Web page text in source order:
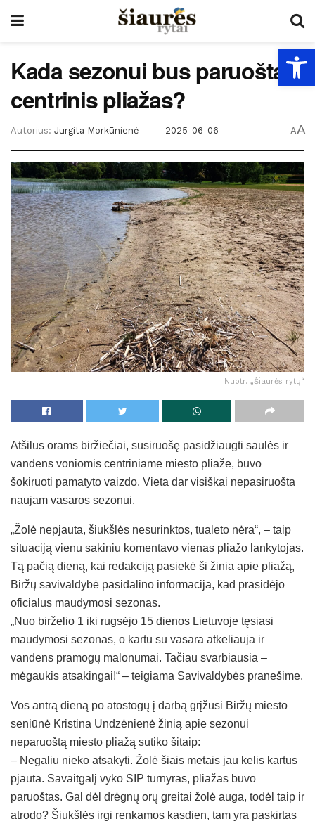
Kada sezonui bus paruoštas
centrinis pliažas?
Autorius: Jurgita Morkūnienė 2025-06-06 AA
Nuotr. „Šiaurės rytų“
Atšilus orams biržiečiai, susiruošę pasidžiaugti saulės ir
vandens voniomis centriniame miesto pliaže, buvo
šokiruoti pamatyto vaizdo. Vieta dar visiškai nepasiruošta
naujam vasaros sezonui.
„Žolė nepjauta, šiukšlės nesurinktos, tualeto nėra“, – taip
situaciją vienu sakiniu komentavo vienas pliažo lankytojas.
Tą pačią dieną, kai redakciją pasiekė ši žinia apie pliažą,
Biržų savivaldybė pasidalino informacija, kad prasidėjo
oficialus maudymosi sezonas.
„Nuo birželio 1 iki rugsėjo 15 dienos Lietuvoje tęsiasi
maudymosi sezonas, o kartu su vasara atkeliauja ir
vandens pramogų malonumai. Tačiau svarbiausia –
mėgaukis atsakingai!“ – teigiama Savivaldybės pranešime.
Vos antrą dieną po atostogų į darbą grįžusi Biržų miesto
seniūnė Kristina Undzėnienė žinią apie sezonui
neparuoštą miesto pliažą sutiko šitaip:
– Negaliu nieko atsakyti. Žolė šiais metais jau kelis kartus
pjauta. Savaitgalį vyko SIP turnyras, pliažas buvo
paruoštas. Gal dėl drėgnų orų greitai žolė auga, todėl taip ir
atrodo? Šiukšlės irgi renkamos kasdien, tam yra paskirtas